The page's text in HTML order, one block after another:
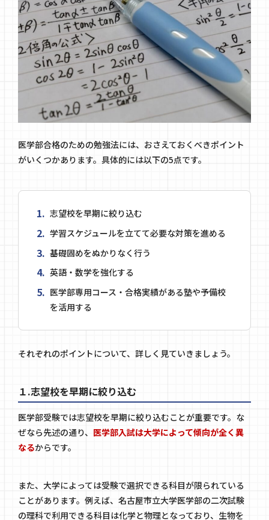
医学部合格のための勉強法には、おさえておくべきポイント
がいくつかあります。具体的には以下の5点です。
志望校を早期に絞り込む
学習スケジュールを立てて必要な対策を進める
基礎固めをぬかりなく行う
英語・数学を強化する
医学部専用コース・合格実績がある塾や予備校
を活用する
それぞれのポイントについて、詳しく見ていきましょう。
１.志望校を早期に絞り込む
医学部受験では志望校を早期に絞り込むことが重要です。な
ぜなら先述の通り、 医学部入試は大学によって傾向が全く異
なるからです。
また、大学によっては受験で選択できる科目が限られている
ことがあります。例えば、名古屋市立大学医学部の二次試験
の理科で利用できる科目は化学と物理となっており、生物を